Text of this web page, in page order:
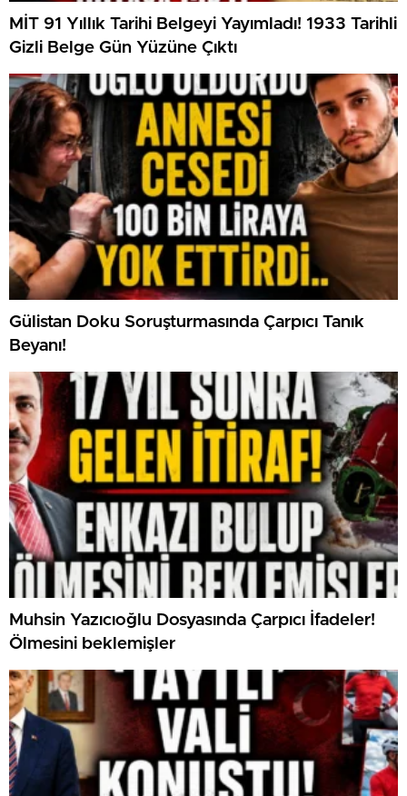
MİT 91 Yıllık Tarihi Belgeyi Yayımladı! 1933 Tarihli
Gizli Belge Gün Yüzüne Çıktı
Gülistan Doku Soruşturmasında Çarpıcı Tanık
Beyanı!
Muhsin Yazıcıoğlu Dosyasında Çarpıcı İfadeler!
Ölmesini beklemişler